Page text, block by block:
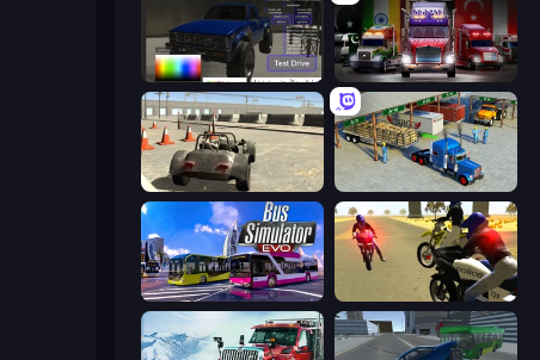
Car Inspector: Truck Big Euro Truck Driving
Free Rally Offroad Cargo Transport Truck
Bus Simulator: EVO 3D Moto Simulator 2